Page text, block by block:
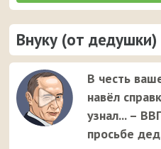
Внуку (от дедушки)
В честь
навёл
узнал... –
просьбе